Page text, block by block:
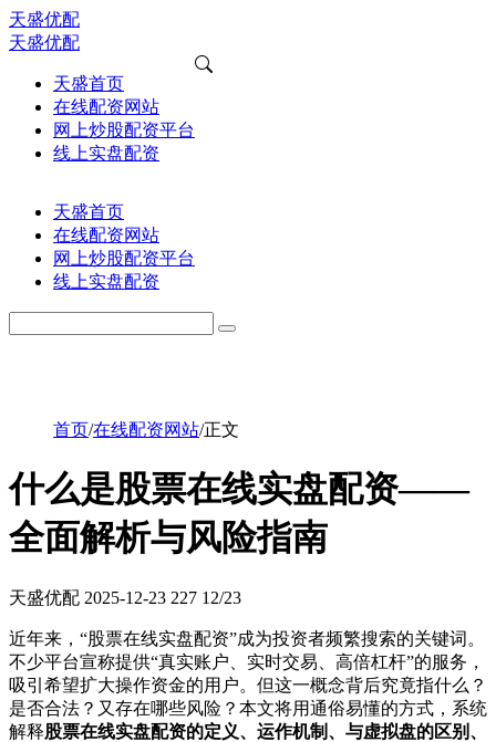
天盛优配
天盛优配
天盛首页
在线配资网站
网上炒股配资平台
线上实盘配资
天盛首页
在线配资网站
网上炒股配资平台
线上实盘配资
首页/在线配资网站/正文
什么是股票在线实盘配资——
全面解析与风险指南
天盛优配 2025-12-23 227 12/23
近年来，“股票在线实盘配资”成为投资者频繁搜索的关键词。
不少平台宣称提供“真实账户、实时交易、高倍杠杆”的服务，
吸引希望扩大操作资金的用户。但这一概念背后究竟指什么？
是否合法？又存在哪些风险？本文将用通俗易懂的方式，系统
解释股票在线实盘配资的定义、运作机制、与虚拟盘的区别、